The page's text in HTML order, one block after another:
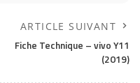
ARTICLE SUIVANT
Fiche Technique – vivo Y11
(2019)